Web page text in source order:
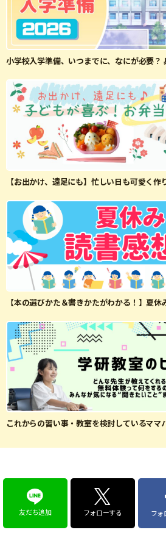
小学校入学準備、いつまでに、なにが必要？
【お出かけ、遠足にも】忙しい日も可愛く
【本の選びかた＆書きかたがわかる！】夏
これからの習い事・教室を検討しているママ
友だち追加 フォローする フォ